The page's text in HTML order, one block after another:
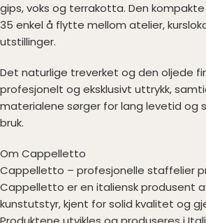
gips, voks og terrakotta. Den
35 enkel å flytte mellom atelier,
utstillinger.
Det naturlige treverket og den oljede
profesjonelt og eksklusivt uttrykk,
materialene sørger for lang levetid og
bruk.
Om Cappelletto
Cappelletto – profesjonelle staffelier
Cappelletto er en italiensk produsent
kunstutstyr, kjent for solid kvalitet og